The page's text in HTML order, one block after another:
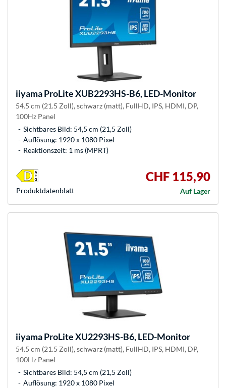
iiyamaProLite XUB2293HS-B6, LED-Monitor
54.5 cm (21.5 Zoll), schwarz (matt), FullHD, IPS, HDMI, DP,
100Hz Panel
Sichtbares Bild: 54,5 cm (21,5 Zoll)
Auflösung: 1920 x 1080 Pixel
Reaktionszeit: 1 ms (MPRT)
CHF 115,90
Auf Lager
Produkt­datenblatt
iiyamaProLite XU2293HS-B6, LED-Monitor
54.5 cm (21.5 Zoll), schwarz (matt), FullHD, IPS, HDMI, DP,
100Hz Panel
Sichtbares Bild: 54,5 cm (21,5 Zoll)
Auflösung: 1920 x 1080 Pixel